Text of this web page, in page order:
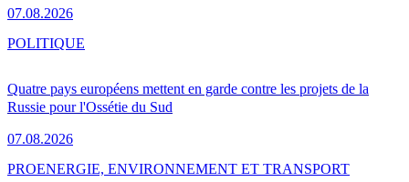
07.08.2026
Quatre pays européens mettent en garde contre les projets de la
Russie pour l'Ossétie du Sud
07.08.2026
POLITIQUE
PROENERGIE, ENVIRONNEMENT ET TRANSPORT